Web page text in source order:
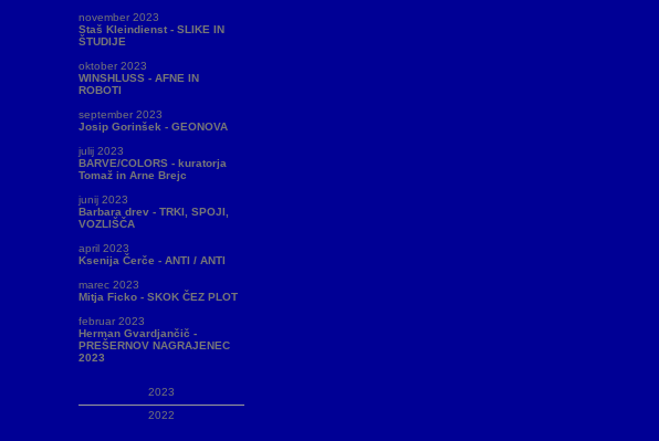
november 2023
Staš Kleindienst - SLIKE IN
ŠTUDIJE
oktober 2023
WINSHLUSS - AFNE IN
ROBOTI
september 2023
Josip Gorinšek - GEONOVA
julij 2023
BARVE/COLORS - kuratorja
Tomaž in Arne Brejc
junij 2023
Barbara drev - TRKI, SPOJI,
VOZLIŠČA
april 2023
Ksenija Čerče - ANTI / ANTI
marec 2023
Mitja Ficko - SKOK ČEZ PLOT
februar 2023
Herman Gvardjančič -
PREŠERNOV NAGRAJENEC
2023
2023
2022